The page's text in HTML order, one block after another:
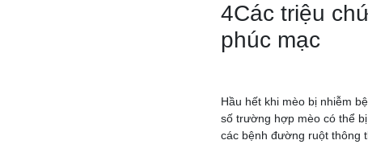
4Các triệu
phúc mạc
Hầu hết khi mèo bị nhiễm
số trường hợp mèo có thể
các bệnh đường ruột thông